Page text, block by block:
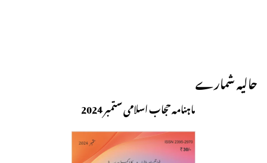
حالیہ شمارے
ماہنامہ حجاب اسلامی ستمبر 2024